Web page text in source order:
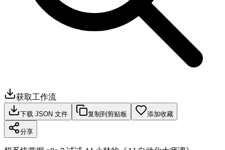
获取工作流
下载 JSON 文件 复制到剪贴板 添加收藏
分享